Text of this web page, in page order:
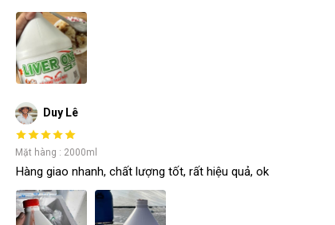
Duy Lê
Hàng giao nhanh, chất lượng tốt, rất hiệu quả, ok
Mặt hàng : 2000ml